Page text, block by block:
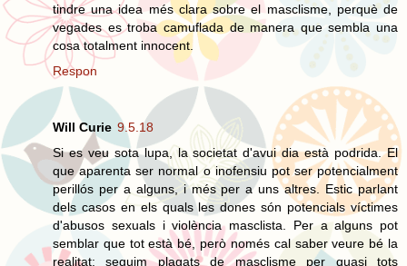
tindre una idea més clara sobre el masclisme, perquè de
vegades es troba camuflada de manera que sembla una
cosa totalment innocent.
Respon
Will Curie 9.5.18
Si es veu sota lupa, la societat d'avui dia està podrida. El
que aparenta ser normal o inofensiu pot ser potencialment
perillós per a alguns, i més per a uns altres. Estic parlant
dels casos en els quals les dones són potencials víctimes
d'abusos sexuals i violència masclista. Per a alguns pot
semblar que tot està bé, però només cal saber veure bé la
realitat: seguim plagats de masclisme per quasi tots